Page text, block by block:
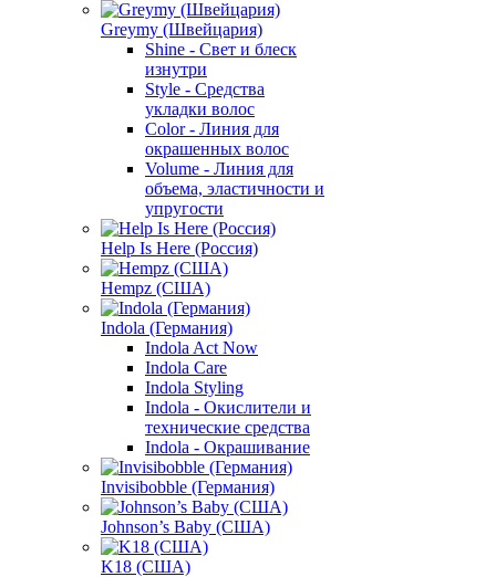
Greymy (Швейцария)
Shine - Свет и блеск
изнутри
Style - Средства
укладки волос
Color - Линия для
окрашенных волос
Volume - Линия для
объема, эластичности и
упругости
Help Is Here (Россия)
Hempz (США)
Indola (Германия)
Indola Act Now
Indola Care
Indola Styling
Indola - Окислители и
технические средства
Indola - Окрашивание
Invisibobble (Германия)
Johnson’s Baby (США)
K18 (США)